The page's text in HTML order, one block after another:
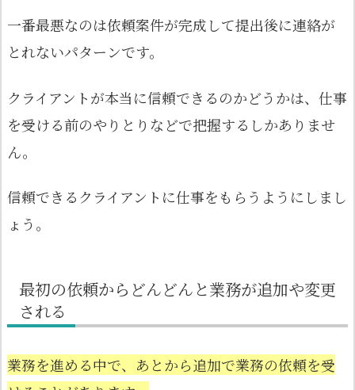
一番最悪なのは依頼案件が完成して提出後に連絡が
とれないパターンです。
クライアントが本当に信頼できるのかどうかは、仕事
を受ける前のやりとりなどで把握するしかありませ
ん。
信頼できるクライアントに仕事をもらうようにしまし
ょう。
最初の依頼からどんどんと業務が追加や変更
される
業務を進める中で、あとから追加で業務の依頼を受